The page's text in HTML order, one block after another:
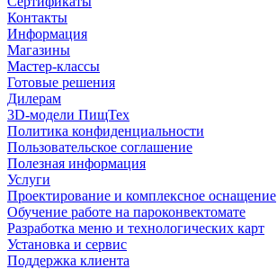
Контакты
Информация
Магазины
Мастер-классы
Готовые решения
Дилерам
3D-модели ПищТех
Политика конфиденциальности
Пользовательское соглашение
Полезная информация
Услуги
Проектирование и комплексное оснащение
Обучение работе на пароконвектомате
Разработка меню и технологических карт
Установка и сервис
Поддержка клиента